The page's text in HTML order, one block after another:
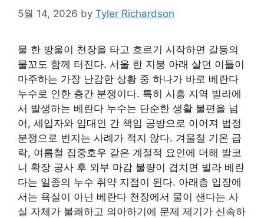
5월 14, 2026 by Tyler Richardson
물 한 방울이 천장을 타고 흐르기 시작하면 갈등의
물꼬도 함께 터진다. 서울 한 지붕 아래 살던 이들이
마주하는 가장 난감한 상황 중 하나가 바로 베란다
누수로 인한 층간 분쟁이다. 특히 시흥 지역 빌라에
서 발생하는 베란다 누수는 단순한 생활 불편을 넘
어, 세입자와 임대인 간 책임 공방으로 이어져 법정
분쟁으로 번지는 사례가 적지 않다. 겨울철 기온 급
락, 여름철 집중호우 같은 계절적 요인에 더해 발코
니 확장 공사 후 외부 마감 불량이 겹치면 빌라 베란
다는 일종의 누수 취약 지점이 된다. 아래층 입장에
서는 욕실이 아닌 베란다 천장에서 물이 샌다는 사
실 자체가 불쾌하고 의아하기에 문제 제기가 신속하